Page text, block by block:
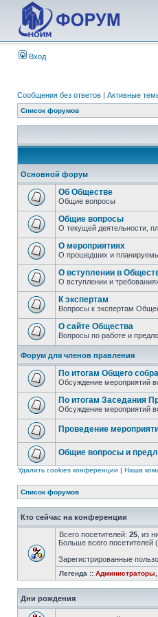
Вход
Сообщения без ответов | Активные
Список форумов
Основной форум
Об Обществе
Общие вопросы
Общие вопросы
О текущей деятельности,
О мероприятиях
О прошедших и
О вступлении в
О вступлении и
К экспертам
Вопросы к экспертам
О сайте Общества
Вопросы по работе и
Форум для членов правления
По итогам Общего
Обсуждение мероприятий
По итогам Заседания
Обсуждение мероприятий
Проведение
Общие вопросы и
Удалить cookies конференции | Наша
Список форумов
Кто сейчас на конференции
Всего посетителей: 25 , из
Больше всего посетителей (
Зарегистрированные
Легенда :: Администраторы
Дни рождения